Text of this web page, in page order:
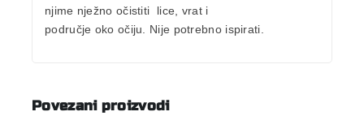
njime nježno očistiti
lice, vrat i
područje oko očiju. Nije potrebno ispirati.
Povezani proizvodi